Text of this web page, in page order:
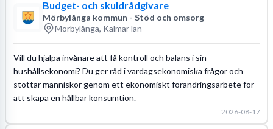
Budget- och skuldrådgivare
Mörbylånga kommun - Stöd och omsorg
Mörbylånga, Kalmar län
Vill du hjälpa invånare att få kontroll och balans i sin
hushållsekonomi? Du ger råd i vardagsekonomiska frågor och
stöttar människor genom ett ekonomiskt förändringsarbete för
att skapa en hållbar konsumtion.
2026-08-17